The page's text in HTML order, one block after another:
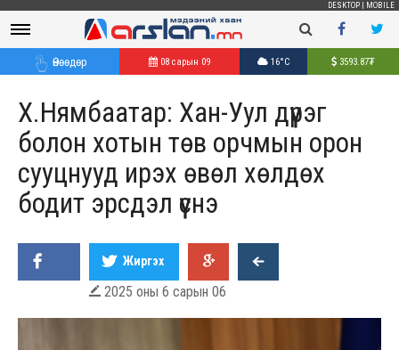
DESKTOP MOBILE
Өнөөдөр 08 сарын 09 16°C 3593.87₮
Х.Нямбаатар: Хан-Уул дүүрэг
болон хотын төв орчмын орон
сууцнууд ирэх өвөл хөлдөх
бодит эрсдэл үүснэ
Жиргэх
 2025 оны 6 сарын 06